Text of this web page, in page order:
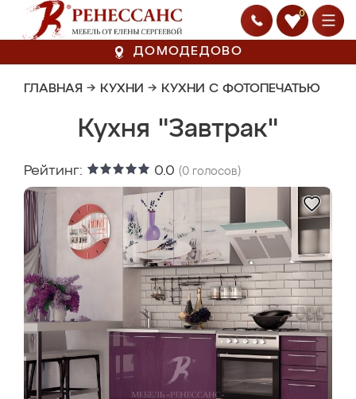
0
ДОМОДЕДОВО
ГЛАВНАЯ → КУХНИ → КУХНИ С ФОТОПЕЧАТЬЮ
Кухня "Завтрак"
Рейтинг: 0.0 (0 голосов)